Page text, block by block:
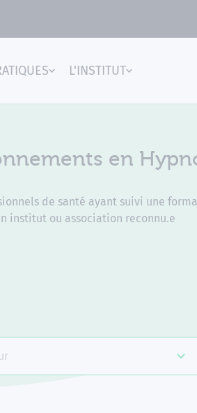
L'INSTITUT
en
de santé ayant suivi une
institut ou association reconnu.e